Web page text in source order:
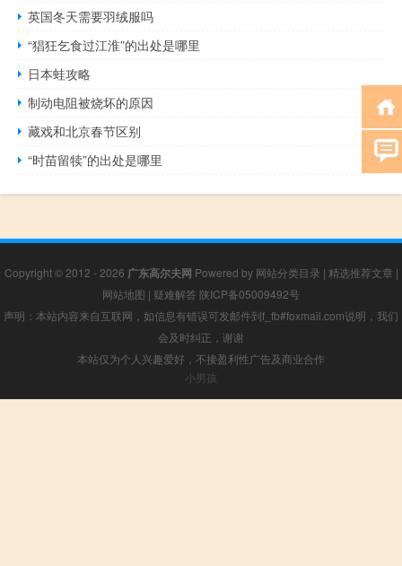
英国冬天需要羽绒服吗
“猖狂乞食过江淮”的出处是哪里
日本蛙攻略
制动电阻被烧坏的原因
藏戏和北京春节区别
“时苗留犊”的出处是哪里
Copyright © 2012 - 2026 广东高尔夫网 Powered by 网站分类目录 | 精选推荐文章 |
网站地图 | 疑难解答 陕ICP备05009492号
声明：本站内容来自互联网，如信息有错误可发邮件到f_fb#foxmail.com说明，我们
会及时纠正，谢谢
本站仅为个人兴趣爱好，不接盈利性广告及商业合作
小男孩